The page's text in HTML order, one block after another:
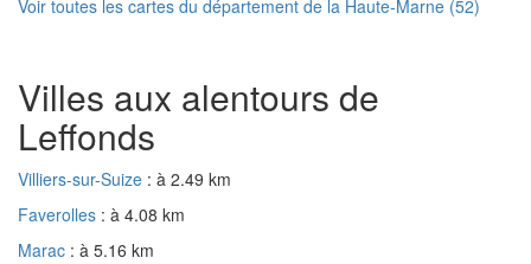
Voir toutes les cartes du département de la Haute-Marne (52)
Villes aux alentours de
Leffonds
Villiers-sur-Suize : à 2.49 km
Faverolles : à 4.08 km
Marac : à 5.16 km